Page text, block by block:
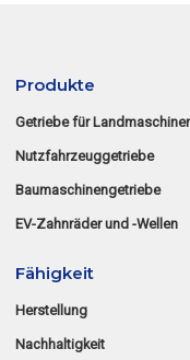
Produkte
Getriebe für
Nutzfahrzeuggetriebe
Baumaschinengetriebe
EV-Zahnräder und -Wellen
Fähigkeit
Herstellung
Nachhaltigkeit